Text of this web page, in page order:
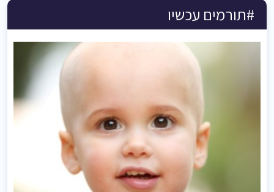
#תורמים עכשיו